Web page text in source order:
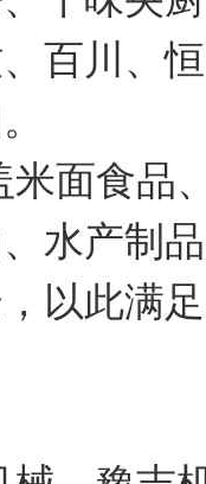
百川、
面食品
水产制
以此满